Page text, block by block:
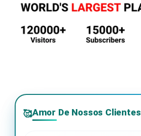
🥰Amor De Nossos Clientes